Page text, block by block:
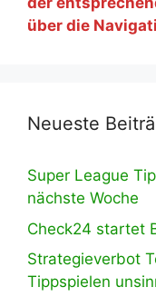
über die
Neueste
Super League
nächste Woche
Check24 startet
Strategieverbot
Tippspielen